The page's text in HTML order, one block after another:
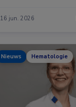
16 jun. 2026
Nieuws Hematologie